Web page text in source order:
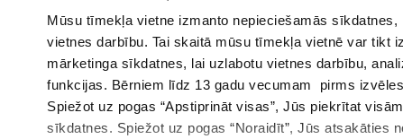
Mūsu tīmekļa vietne izmanto nepieciešamās
vietnes darbību. Tai skaitā mūsu tīmekļa vietnē var tikt
mārketinga sīkdatnes, lai uzlabotu vietnes darbību,
funkcijas. Bērniem līdz 13 gadu vecumam pirms
Spiežot uz pogas “Apstiprināt visas”, Jūs piekrītat
sīkdatnes. Spiežot uz pogas “Noraidīt”, Jūs atsakāties
Nosūtīt atsauksmi
Skatīt vairāk